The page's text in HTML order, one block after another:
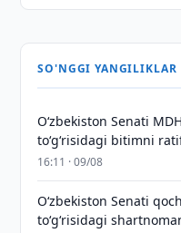
SO'NGGI YANGILIKLAR
Oʻzbekiston Senati
toʻgʻrisidagi bitimni
16:11 · 09/08
Oʻzbekiston Senati
toʻgʻrisidagi